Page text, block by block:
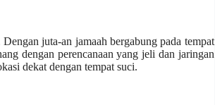
juta-an jamaah bergabung pada tempat
dengan perencanaan yang jeli dan jaringan
dekat dengan tempat suci.